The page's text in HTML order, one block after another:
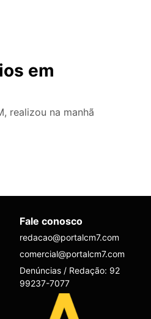
em
realizou na manhã
Fale conosco
redacao@portalcm7.com
comercial@portalcm7.com
Denúncias / Redação: 92
99237-7077